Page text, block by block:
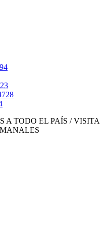
A TODO EL PAÍS / VISITA